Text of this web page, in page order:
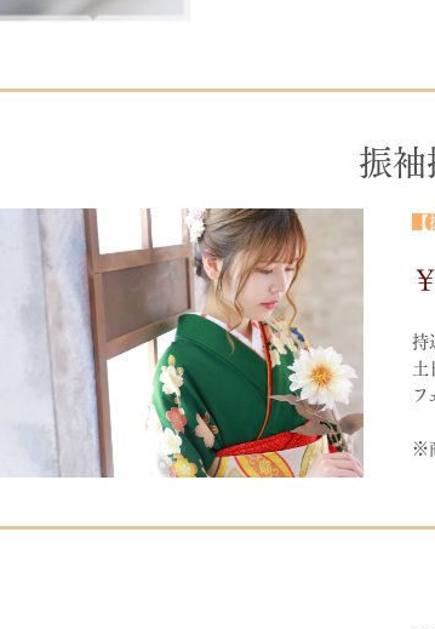
振袖
持
土
フ
※